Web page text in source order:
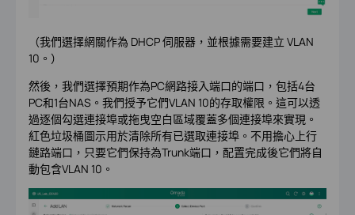
（我們選擇網關作為 DHCP 伺服器，並根據需要建立 VLAN
10。）
然後，我們選擇預期作為PC網路接入端口的端口，包括4台
PC和1台NAS。我們授予它們VLAN 10的存取權限。這可以透
過逐個勾選連接埠或拖曳空白區域覆蓋多個連接埠來實現。
紅色垃圾桶圖示用於清除所有已選取連接埠。不用擔心上行
鏈路端口，只要它們保持為Trunk端口，配置完成後它們將自
動包含VLAN 10。